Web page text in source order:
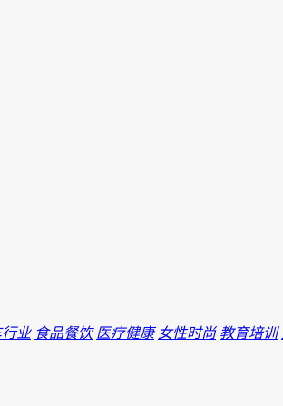
业 食品餐饮 医疗健康 女性时尚 教育培训